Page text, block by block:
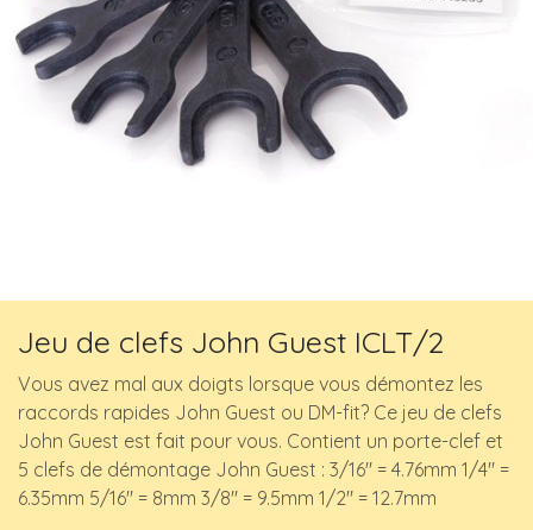
Jeu de clefs John Guest ICLT/2
Vous avez mal aux doigts lorsque vous démontez les
raccords rapides John Guest ou DM-fit? Ce jeu de clefs
John Guest est fait pour vous. Contient un porte-clef et
5 clefs de démontage John Guest : 3/16" = 4.76mm 1/4" =
6.35mm 5/16" = 8mm 3/8" = 9.5mm 1/2" = 12.7mm